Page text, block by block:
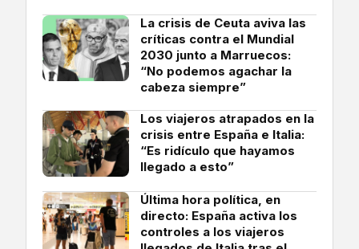
La crisis de Ceuta aviva las
críticas contra el Mundial
2030 junto a Marruecos:
“No podemos agachar la
cabeza siempre”
Los viajeros atrapados en la
crisis entre España e Italia:
“Es ridículo que hayamos
llegado a esto”
Última hora política, en
directo: España activa los
controles a los viajeros